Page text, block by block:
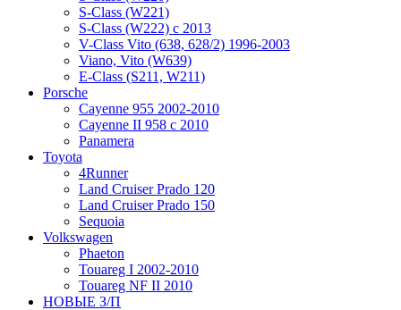
S-Class (W221)
S-Class (W222) с 2013
V-Class Vito (638, 628/2) 1996-2003
Viano, Vito (W639)
Е-Class (S211, W211)
Porsche
Cayenne 955 2002-2010
Cayenne II 958 с 2010
Panamera
Toyota
4Runner
Land Cruiser Prado 120
Land Cruiser Prado 150
Sequoia
Volkswagen
Phaeton
Touareg I 2002-2010
Touareg NF II 2010
НОВЫЕ З/П